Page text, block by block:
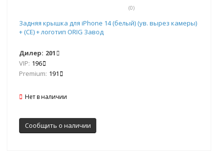
(0)
Задняя крышка для iPhone 14 (белый) (ув. вырез камеры)
+ (СЕ) + логотип ORIG Завод
Дилер: 201
VIP: 196
Premium: 191
Нет в наличии
Сообщить о наличии